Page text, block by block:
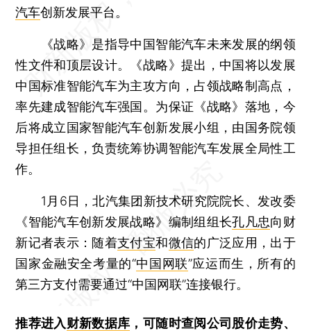
汽车创新发展平台。
《战略》是指导中国智能汽车未来发展的纲领
性文件和顶层设计。《战略》提出，中国将以发展
中国标准智能汽车为主攻方向，占领战略制高点，
率先建成智能汽车强国。为保证《战略》落地，今
后将成立国家智能汽车创新发展小组，由国务院领
导担任组长，负责统筹协调智能汽车发展全局性工
作。
1月6日，北汽集团新技术研究院院长、发改委
《智能汽车创新发展战略》编制组组长孔凡忠向财
新记者表示：随着支付宝和微信的广泛应用，出于
国家金融安全考量的“中国网联”应运而生，所有的
第三方支付需要通过“中国网联”连接银行。
推荐进入财新数据库 ，可随时查阅公司股价走势、